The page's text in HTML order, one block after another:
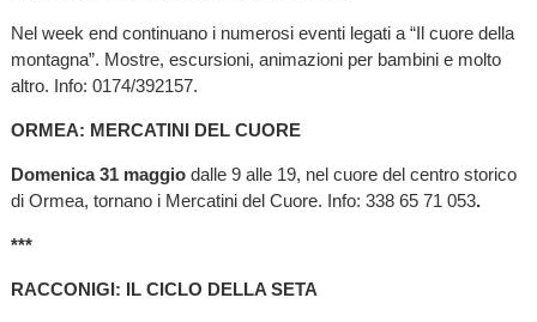
Nel week end continuano i numerosi eventi legati a “Il cuore della
montagna”. Mostre, escursioni, animazioni per bambini e molto
altro. Info: 0174/392157.
ORMEA: MERCATINI DEL CUORE
Domenica 31 maggio dalle 9 alle 19, nel cuore del centro storico
di Ormea, tornano i Mercatini del Cuore. Info: 338 65 71 053.
***
RACCONIGI: IL CICLO DELLA SETA